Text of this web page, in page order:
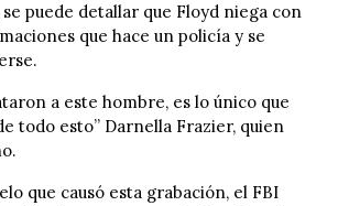
puede detallar que Floyd niega con
que hace un policía y se
a este hombre, es lo único que
todo esto” Darnella Frazier, quien
que causó esta grabación, el FBI